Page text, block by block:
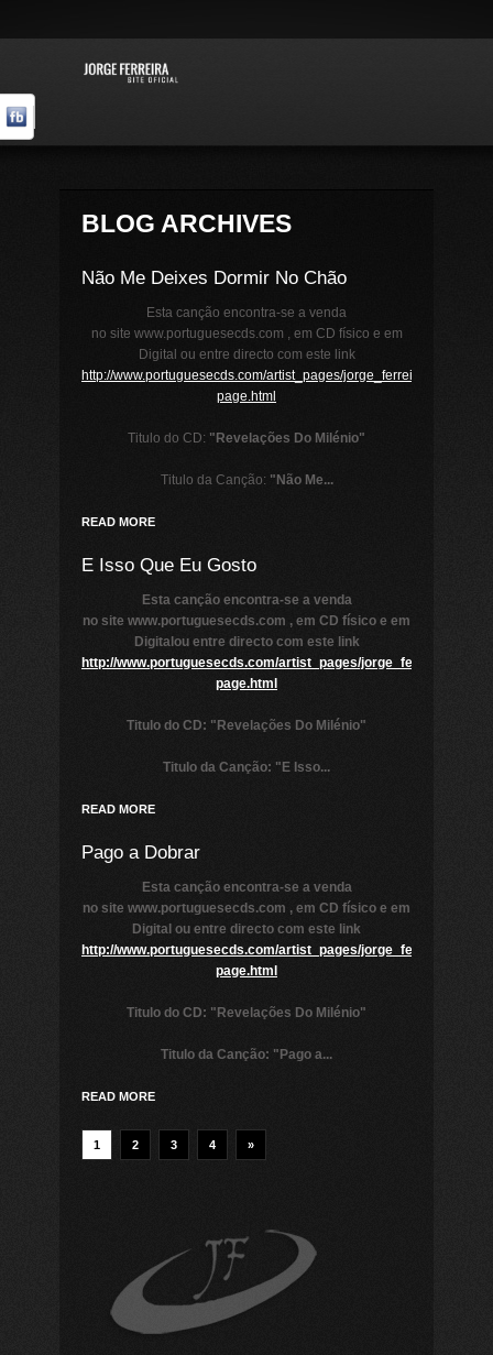
BLOG ARCHIVES
Não Me Deixes Dormir No Chão
Esta canção encontra-se a venda
no site www.portuguesecds.com , em CD físico e em
Digital ou entre directo com este link
http://www.portuguesecds.com/artist_pages/jorge_ferreira/
page.html
Titulo do CD: "Revelações Do Milénio"
Titulo da Canção: "Não Me...
READ MORE
E Isso Que Eu Gosto
Esta canção encontra-se a venda
no site www.portuguesecds.com , em CD físico e em
Digitalou entre directo com este link
http://www.portuguesecds.com/artist_pages/jorge_ferreira/
page.html
Titulo do CD: "Revelações Do Milénio"
Titulo da Canção: "E Isso...
READ MORE
Pago a Dobrar
Esta canção encontra-se a venda
no site www.portuguesecds.com , em CD físico e em
Digital ou entre directo com este link
http://www.portuguesecds.com/artist_pages/jorge_ferreira/
page.html
Titulo do CD: "Revelações Do Milénio"
Titulo da Canção: "Pago a...
READ MORE
1 2 3 4 »